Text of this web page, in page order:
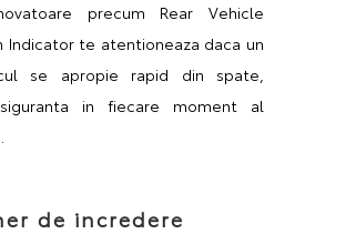
precum Rear Vehicle
Indicator te atentioneaza daca un
se apropie rapid din spate,
in fiecare moment al
de incredere